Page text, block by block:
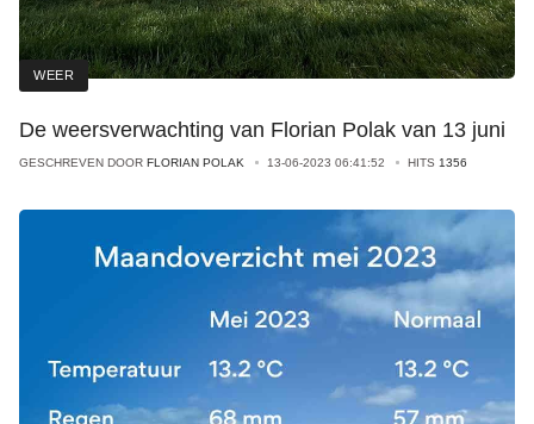
WEER
De weersverwachting van Florian Polak van 13 juni
GESCHREVEN DOOR FLORIAN POLAK 13-06-2023 06:41:52 HITS 1356